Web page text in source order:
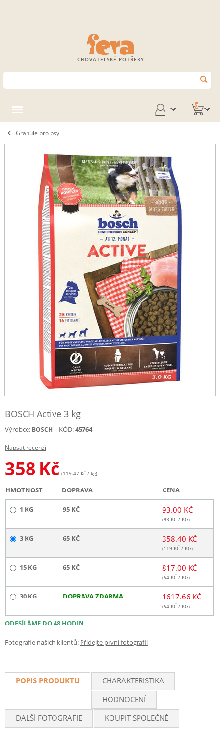
CHOVATELSKÉ POTŘEBY
0
Granule pro psy
BOSCH Active 3 kg
Výrobce: BOSCH KÓD:45764
Napsat recenzi
358 Kč (119.47 Kč / kg)
HMOTNOST DOPRAVA CENA
1 KG 95 KČ 93.00 KČ
(93 KČ / KG)
3 KG 65 KČ 358.40 KČ
(119 KČ / KG)
15 KG 65 KČ 817.00 KČ
(54 KČ / KG)
30 KG DOPRAVA ZDARMA 1617.66 KČ
(54 KČ / KG)
ODESÍLÁME DO 48 HODIN
Fotografie našich klientů: Přidejte první fotografii
POPIS PRODUKTU
CHARAKTERISTIKA
HODNOCENÍ
DALŠÍ FOTOGRAFIE
KOUPIT SPOLEČNĚ